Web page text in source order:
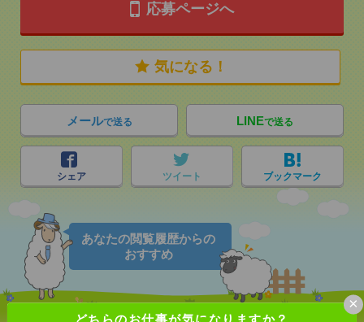
どちらのお仕事が気になりますか？
×
応募ページへ
気になる！
メールで送る LINEで送る
シェア ツイート ブックマーク
あなたの閲覧履歴からの
おすすめ